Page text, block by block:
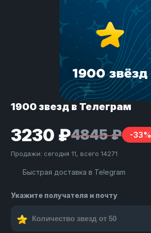
1900 звезд в Телеграм
3230 ₽4845 ₽ -33%
Продажи: сегодня 11, всего 14271
Быстрая доставка в Telegram
Укажите получателя и почту